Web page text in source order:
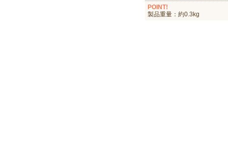
POINT!
製品重量：約0.3kg